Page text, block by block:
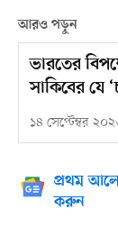
আরও পড়ুন
ভারতের
সাকিবের যে
১৪ সেপ্টেম্বর
প্রথম
করুন